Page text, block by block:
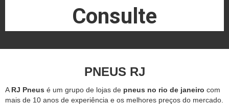
Consulte
PNEUS RJ
A RJ Pneus é um grupo de lojas de pneus no rio de janeiro com
mais de 10 anos de experiência e os melhores preços do mercado.